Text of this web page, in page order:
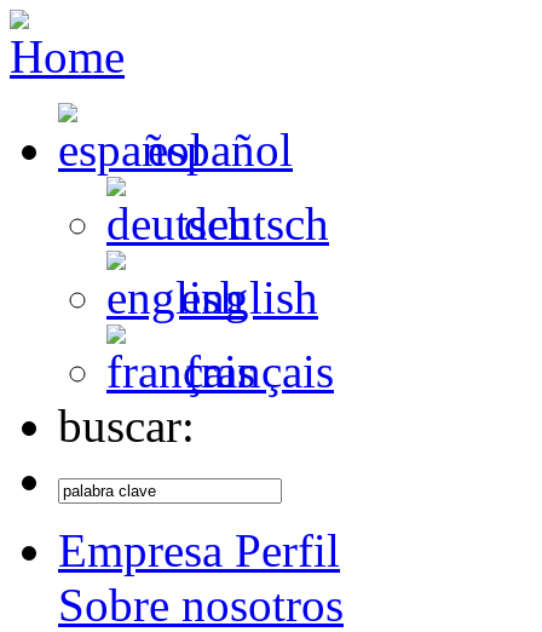
español
deutsch
english
français
buscar:
Empresa Perfil
Sobre nosotros